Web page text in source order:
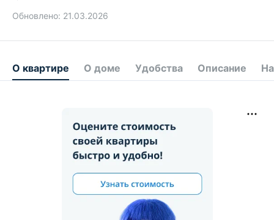
Обновлено: 21.03.2026
О квартире О доме Удобства Описание